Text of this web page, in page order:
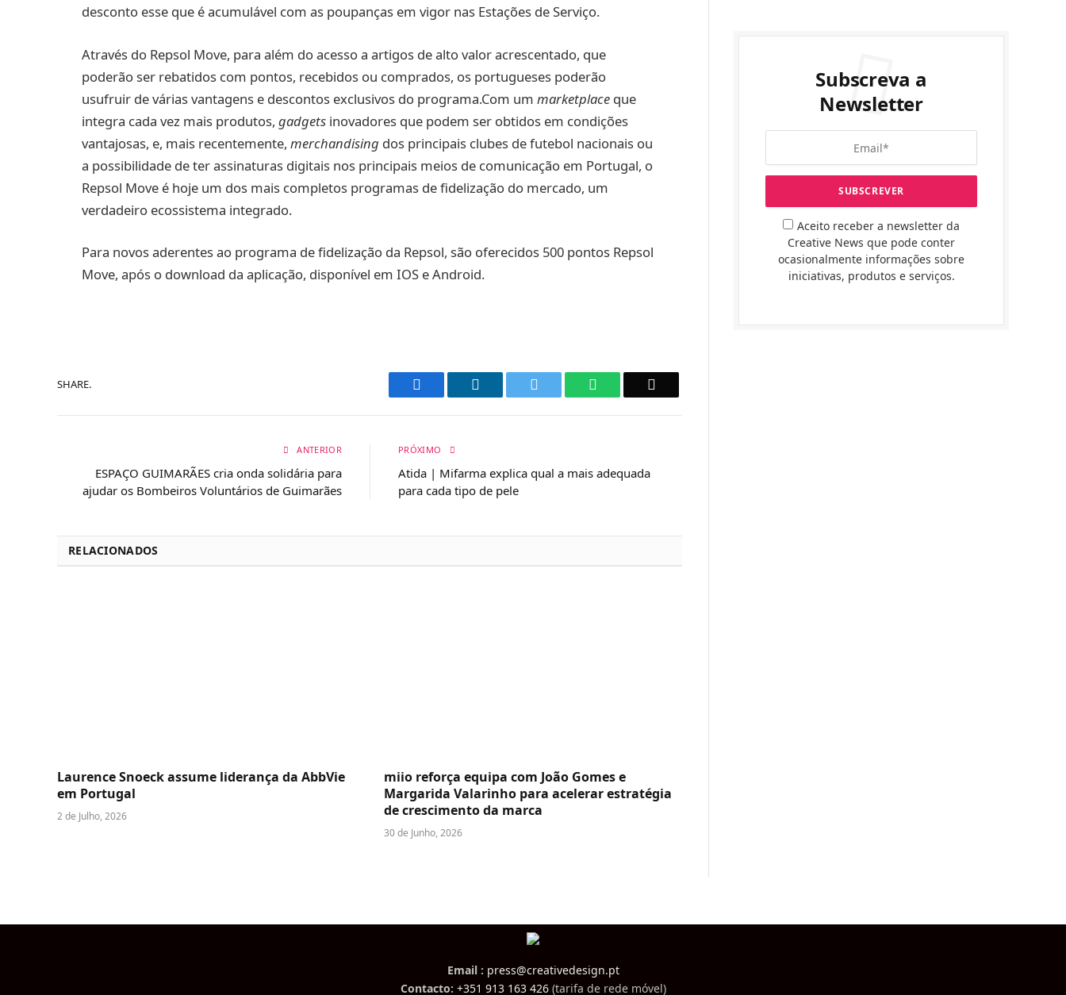
desconto esse que é acumulável com as poupanças em vigor nas Estações de Serviço.
Através do Repsol Move, para além do acesso a artigos de alto valor acrescentado, que
poderão ser rebatidos com pontos, recebidos ou comprados, os portugueses poderão
usufruir de várias vantagens e descontos exclusivos do programa.Com um marketplace que
integra cada vez mais produtos, gadgets inovadores que podem ser obtidos em condições
vantajosas, e, mais recentemente, merchandising dos principais clubes de futebol nacionais ou
a possibilidade de ter assinaturas digitais nos principais meios de comunicação em Portugal, o
Repsol Move é hoje um dos mais completos programas de fidelização do mercado, um
verdadeiro ecossistema integrado.
Para novos aderentes ao programa de fidelização da Repsol, são oferecidos 500 pontos Repsol
Move, após o download da aplicação, disponível em IOS e Android.
SHARE. Facebook LinkedIn WhatsApp
ANTERIOR
ESPAÇO GUIMARÃES cria onda solidária para
ajudar os Bombeiros Voluntários de Guimarães
PRÓXIMO
Atida | Mifarma explica qual a mais adequada
para cada tipo de pele
RELACIONADOS
Laurence Snoeck assume liderança da AbbVie
em Portugal
2 de Julho, 2026
miio reforça equipa com João Gomes e
Margarida Valarinho para acelerar estratégia
de crescimento da marca
30 de Junho, 2026
Subscreva a
Newsletter
Aceito receber a newsletter da
Creative News que pode conter
ocasionalmente informações sobre
iniciativas, produtos e serviços.
Email : press@creativedesign.pt
Contacto: +351 913 163 426(tarifa de rede móvel)